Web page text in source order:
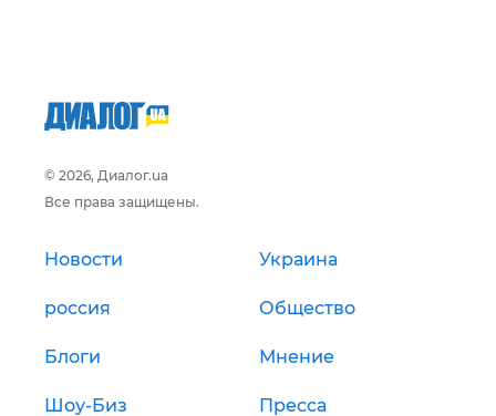
© 2026, Диалог.ua
Все права защищены.
Новости Украина
россия Общество
Блоги Мнение
Шоу-Биз Пресса